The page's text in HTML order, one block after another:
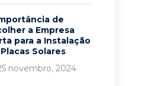
de
a Empresa
para a Instalação
Solares
novembro, 2024